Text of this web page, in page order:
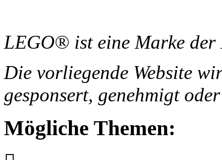
LEGO® ist eine Marke der
Die vorliegende Website
gesponsert, genehmigt
Mögliche Themen: